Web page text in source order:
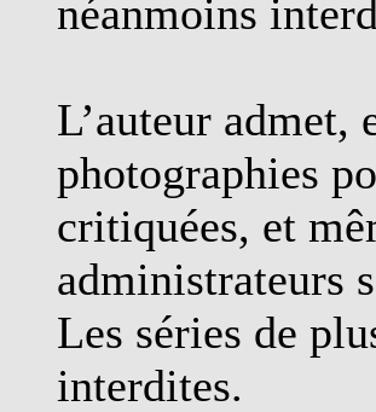
néanmoins
L’auteur admet,
photographies
critiquées, et
administrateurs
Les séries de
interdites.